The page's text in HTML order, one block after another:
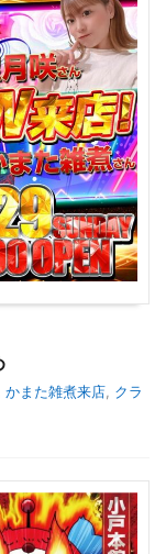
かまた雑煮来店 クラ